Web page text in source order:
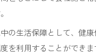
の生活保障として、健
を利用することができま